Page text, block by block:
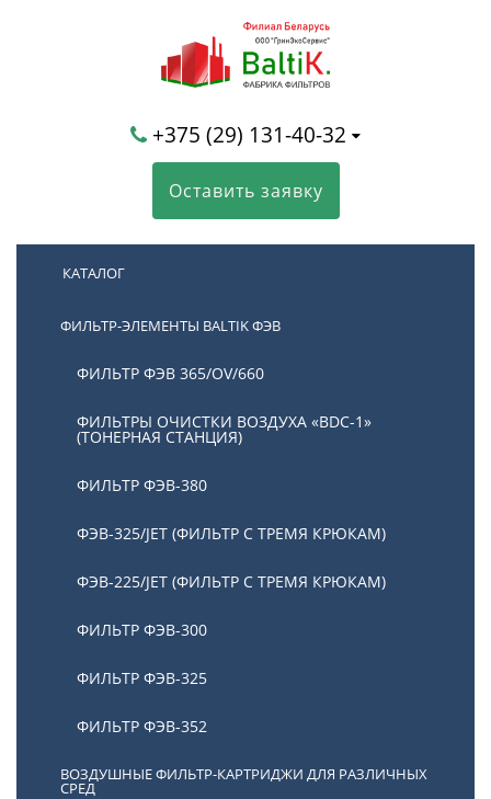
+375 (29) 131-40-32
Оставить заявку
КАТАЛОГ
ФИЛЬТР-ЭЛЕМЕНТЫ BALTIK ФЭВ
ФИЛЬТР ФЭВ 365/OV/660
ФИЛЬТРЫ ОЧИСТКИ ВОЗДУХА «BDC-1»
(ТОНЕРНАЯ СТАНЦИЯ)
ФИЛЬТР ФЭВ-380
ФЭВ-325/JET (ФИЛЬТР С ТРЕМЯ КРЮКАМ)
ФЭВ-225/JET (ФИЛЬТР С ТРЕМЯ КРЮКАМ)
ФИЛЬТР ФЭВ-300
ФИЛЬТР ФЭВ-325
ФИЛЬТР ФЭВ-352
ВОЗДУШНЫЕ ФИЛЬТР-КАРТРИДЖИ ДЛЯ РАЗЛИЧНЫХ
СРЕД